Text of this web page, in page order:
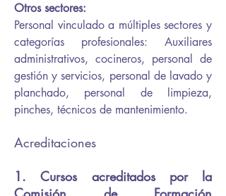
Otros sectores:
Personal vinculado a múltiples sectores y
categorías profesionales: Auxiliares
administrativos, cocineros, personal de
gestión y servicios, personal de lavado y
planchado, personal de limpieza,
pinches, técnicos de mantenimiento.
Acreditaciones
1. Cursos acreditados por la